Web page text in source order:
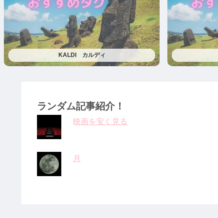
KALDI カルディ
ランダム記事紹介！
映画を安く見る
月